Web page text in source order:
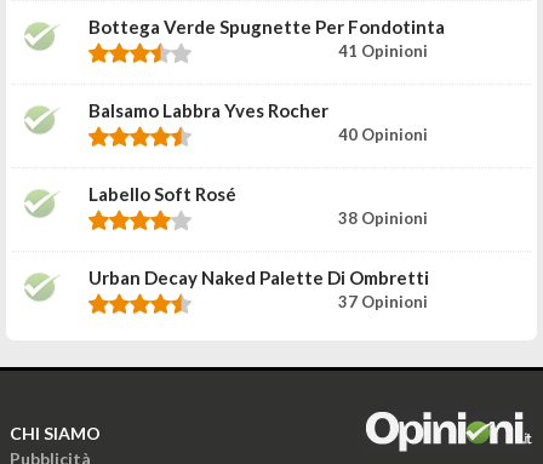
Bottega Verde Spugnette Per Fondotinta
41 Opinioni
Balsamo Labbra Yves Rocher
40 Opinioni
Labello Soft Rosé
38 Opinioni
Urban Decay Naked Palette Di Ombretti
37 Opinioni
CHI SIAMO
Pubblicità